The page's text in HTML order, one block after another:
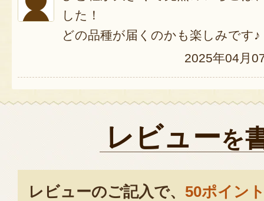
した！
どの品種が届くのかも楽しみです♪
2025年04月
レビューを
レビューのご記入で、 50ポイン